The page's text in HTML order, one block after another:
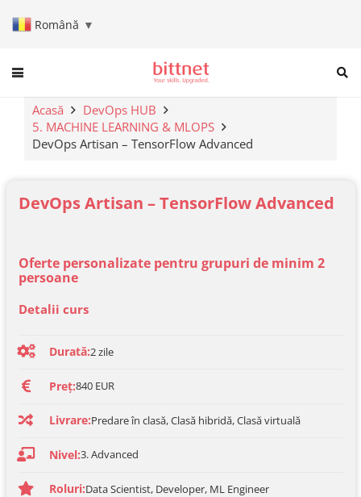
Română ▼
When autocomplete results
Acasă
DevOps HUB
5. MACHINE LEARNING & MLOPS
DevOps Artisan – TensorFlow Advanced
DevOps Artisan – TensorFlow Advanced
Oferte personalizate pentru grupuri de minim 2
persoane
Detalii curs
Durată:2zile
Preț:840 EUR
Livrare:Predare în clasă, Clasă hibridă, Clasă virtuală
Nivel:3. Advanced
Roluri:Data Scientist, Developer, ML Engineer